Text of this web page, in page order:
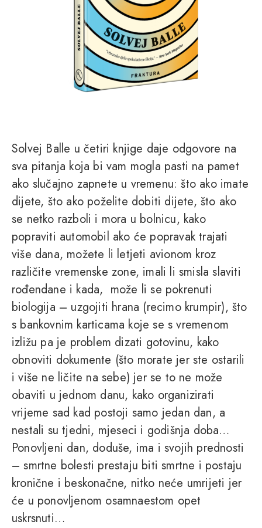
Solvej Balle u četiri knjige daje odgovore na
sva pitanja koja bi vam mogla pasti na pamet
ako slučajno zapnete u vremenu: što ako imate
dijete, što ako poželite dobiti dijete, što ako
se netko razboli i mora u bolnicu, kako
popraviti automobil ako će popravak trajati
više dana, možete li letjeti avionom kroz
različite vremenske zone, imali li smisla slaviti
rođendane i kada, može li se pokrenuti
biologija – uzgojiti hrana (recimo krumpir), što
s bankovnim karticama koje se s vremenom
izližu pa je problem dizati gotovinu, kako
obnoviti dokumente (što morate jer ste ostarili
i više ne ličite na sebe) jer se to ne može
obaviti u jednom danu, kako organizirati
vrijeme sad kad postoji samo jedan dan, a
nestali su tjedni, mjeseci i godišnja doba…
Ponovljeni dan, doduše, ima i svojih prednosti
– smrtne bolesti prestaju biti smrtne i postaju
kronične i beskonačne, nitko neće umrijeti jer
će u ponovljenom osamnaestom opet
uskrsnuti…